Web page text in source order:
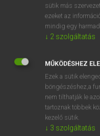
EURÓPAI UNIÓS
Kapcsolódó anyagok
contrôle vétérinaire
sütik más
ezeket az
mindig egy
↓ 2 szolgáltatás
MŰKÖDÉSHEZ
Ezek a sütik
böngészéshez,a
nem tilthatják le
tartoznak többek
kezelő sütik.
↓ 3 szolgáltatás